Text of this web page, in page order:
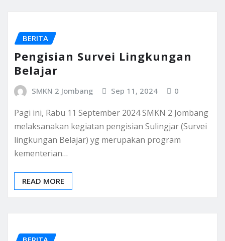
BERITA
Pengisian Survei Lingkungan
Belajar
SMKN 2 Jombang Sep 11, 2024 0
Pagi ini, Rabu 11 September 2024 SMKN 2 Jombang
melaksanakan kegiatan pengisian Sulingjar (Survei
lingkungan Belajar) yg merupakan program
kementerian…
READ MORE